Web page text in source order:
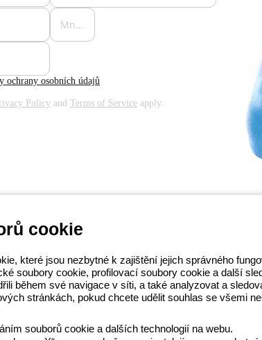
ochrany osobních údajů
Policy and Terms of Service apply.
GEWISS LightZone, kde vyvíjíme
a podporují profesionály a
014 111
cookie
které jsou nezbytné k zajištění jejich správného
soubory cookie, profilovací soubory cookie a další
během své navigace v síti, a také analyzovat a
stránkách, pokud chcete udělit souhlas se všemi
souborů cookie a dalších technologií na webu.